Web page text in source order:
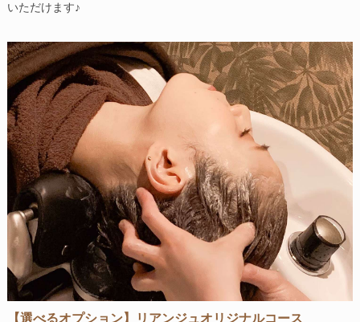
いただけます♪
【選べるオプション】リアンジュオリジナルコース